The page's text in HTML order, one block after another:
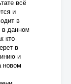
всё
и
в
в данном
кто-
в
и
новом